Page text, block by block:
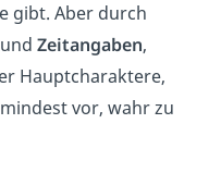
gibt. Aber durch
Zeitangaben,
Hauptcharaktere,
vor, wahr zu